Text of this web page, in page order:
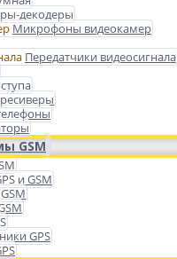
декодеры
Микрофоны видеокамер
Передатчики видеосигнала
GSM
и GSM
GPS